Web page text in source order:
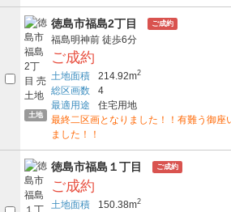
土地
徳島市福島2丁目 ご成約
福島明神前 徒歩6分
ご成約
土地面積 214.92m2
総区画数
4
最適用途
住宅用地
最終二区画となりました！！有難う御座
ました！！
徳島市福島１丁目 ご成約
ご成約
土地面積 150.38m2